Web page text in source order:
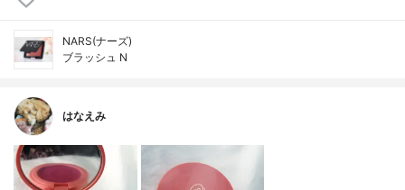
NARS(ナーズ)
ブラッシュ N
はなえみ